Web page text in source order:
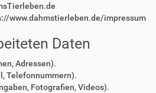
www.dahmstierleben.de/impressum
Daten
Adressen).
Telefonnummern).
Fotografien, Videos).